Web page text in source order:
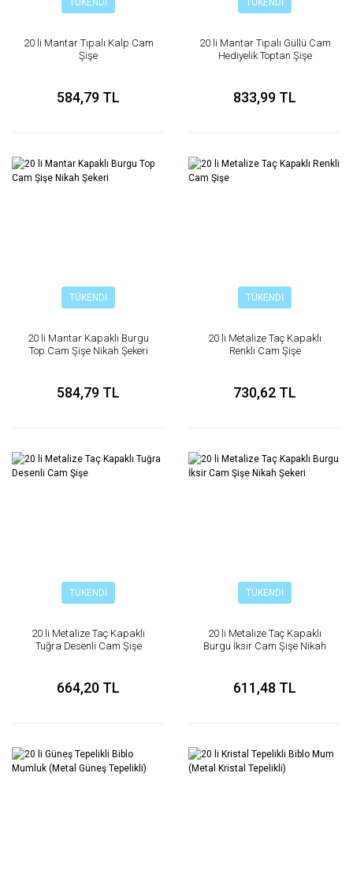
TÜKENDİ
20 li Mantar Tıpalı Kalp Cam
Şişe
584,79 TL
TÜKENDİ
20 li Mantar Tıpalı Güllü Cam
Hediyelik Toptan Şişe
833,99 TL
TÜKENDİ
20 li Mantar Kapaklı Burgu
Top Cam Şişe Nikah Şekeri
584,79 TL
TÜKENDİ
20 li Metalize Taç Kapaklı
Renkli Cam Şişe
730,62 TL
TÜKENDİ
20 li Metalize Taç Kapaklı
Tuğra Desenli Cam Şişe
664,20 TL
TÜKENDİ
20 li Metalize Taç Kapaklı
Burgu İksir Cam Şişe Nikah
611,48 TL